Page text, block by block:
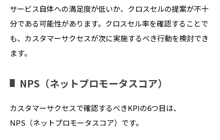
サービス自体への満足度が低いか、クロスセルの提案が不十
分である可能性があります。クロスセル率を確認することで
も、カスタマーサクセスが次に実施するべき行動を検討でき
ます。
NPS（ネットプロモータスコア）
カスタマーサクセスで確認するべきKPIの6つ目は、
NPS（ネットプロモータスコア）です。